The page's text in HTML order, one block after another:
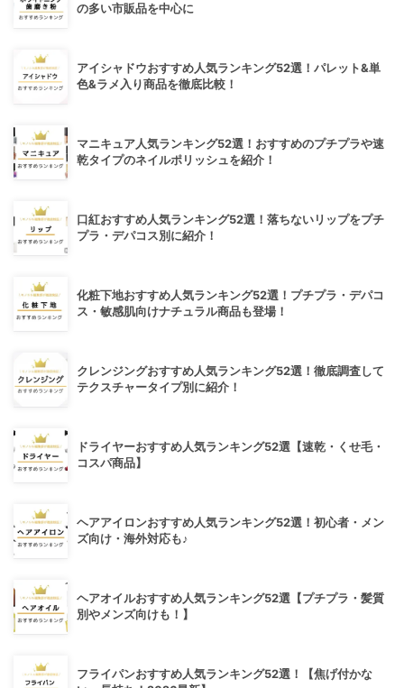
の多い市販品を中心に
アイシャドウおすすめ人気ランキング52選！パレット&単
色&ラメ入り商品を徹底比較！
マニキュア人気ランキング52選！おすすめのプチプラや速
乾タイプのネイルポリッシュを紹介！
口紅おすすめ人気ランキング52選！落ちないリップをプチ
プラ・デパコス別に紹介！
化粧下地おすすめ人気ランキング52選！プチプラ・デパコ
ス・敏感肌向けナチュラル商品も登場！
クレンジングおすすめ人気ランキング52選！徹底調査して
テクスチャータイプ別に紹介！
ドライヤーおすすめ人気ランキング52選【速乾・くせ毛・
コスパ商品】
ヘアアイロンおすすめ人気ランキング52選！初心者・メン
ズ向け・海外対応も♪
ヘアオイルおすすめ人気ランキング52選【プチプラ・髪質
別やメンズ向けも！】
フライパンおすすめ人気ランキング52選！【焦げ付かな